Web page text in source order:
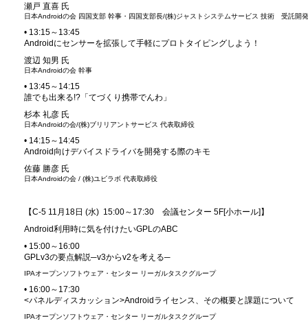
瀬戸 直喜 氏
日本Androidの会 四国支部 幹事・四国支部長/(株)ジャストシステムサービス 技術 受託開
• 13:15～13:45
Androidにセンサーを拡張して手軽にプロトタイピングしよう！
渡辺 知男 氏
日本Androidの会 幹事
• 13:45～14:15
誰でも出来る!?「てづくり携帯でんわ」
杉本 礼彦 氏
日本Androidの会/(株)ブリリアントサービス 代表取締役
• 14:15～14:45
Android向けデバイスドライバを開発する際のキモ
佐藤 勝彦 氏
日本Androidの会 / (株)ユビラボ 代表取締役
【C-5 11月18日 (水) 15:00～17:30 会議センター 5F[小ホール]】
Android利用時に気を付けたいGPLのABC
• 15:00～16:00
GPLv3の要点解説─v3からv2を考える─
IPAオープンソフトウェア・センター リーガルタスクグループ
• 16:00～17:30
<パネルディスカッション>Androidライセンス、その概要と課題について
IPAオープンソフトウェア・センター リーガルタスクグループ